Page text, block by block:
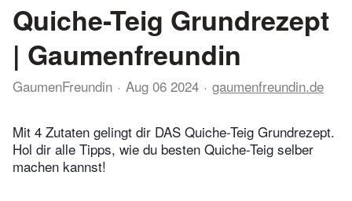
Quiche-Teig Grundrezept
| Gaumenfreundin
GaumenFreundin Aug 06 2024 gaumenfreundin.de
Mit 4 Zutaten gelingt dir DAS Quiche-Teig Grundrezept.
Hol dir alle Tipps, wie du besten Quiche-Teig selber
machen kannst!